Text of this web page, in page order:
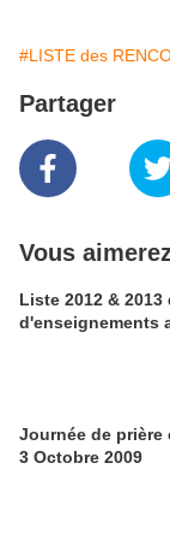
#LISTE des
Partager
Vous
Liste 2012 &
d'enseignements
Journée de prière
3 Octobre 2009